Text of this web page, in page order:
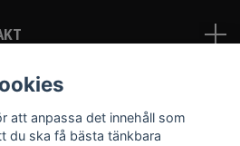
att anpassa det innehåll som
du ska få bästa tänkbara